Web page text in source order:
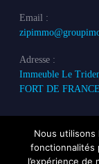
Email :
Adresse :
Immeuble Le
FORT DE FRANCE
Nous
fonctionnalités
l’expérience de